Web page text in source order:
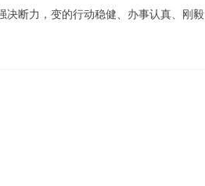
决断力，变的行动稳健、办事认真、刚毅